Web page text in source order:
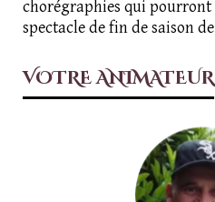
chorégraphies qui pourront
spectacle de fin de saison
VOTRE ANIMATEUR